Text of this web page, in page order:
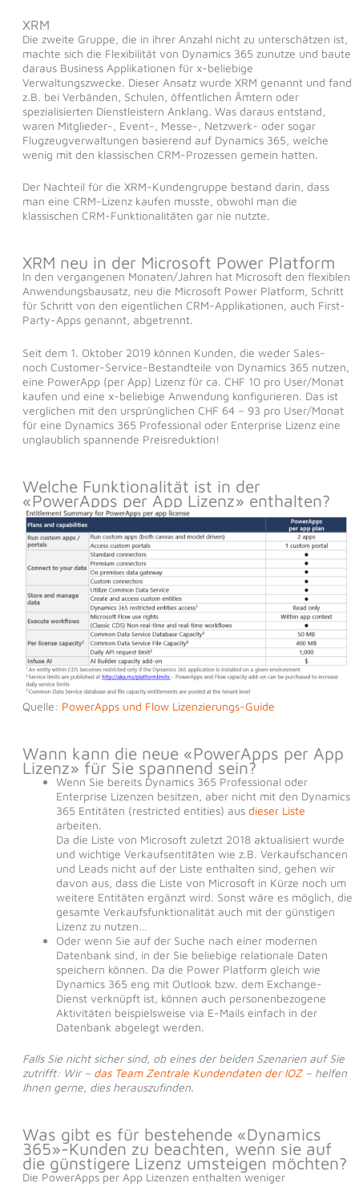
XRM
Die zweite Gruppe, die in ihrer Anzahl nicht zu unterschätzen ist,
machte sich die Flexibilität von Dynamics 365 zunutze und baute
daraus Business Applikationen für x-beliebige
Verwaltungszwecke. Dieser Ansatz wurde XRM genannt und fand
z.B. bei Verbänden, Schulen, öffentlichen Ämtern oder
spezialisierten Dienstleistern Anklang. Was daraus entstand,
waren Mitglieder-, Event-, Messe-, Netzwerk- oder sogar
Flugzeugverwaltungen basierend auf Dynamics 365, welche
wenig mit den klassischen CRM-Prozessen gemein hatten.
Der Nachteil für die XRM-Kundengruppe bestand darin, dass
man eine CRM-Lizenz kaufen musste, obwohl man die
klassischen CRM-Funktionalitäten gar nie nutzte.
XRM neu in der Microsoft Power Platform
In den vergangenen Monaten/Jahren hat Microsoft den flexiblen
Anwendungsbausatz, neu die Microsoft Power Platform, Schritt
für Schritt von den eigentlichen CRM-Applikationen, auch First-
Party-Apps genannt, abgetrennt.
Seit dem 1. Oktober 2019 können Kunden, die weder Sales-
noch Customer-Service-Bestandteile von Dynamics 365 nutzen,
eine PowerApp (per App) Lizenz für ca. CHF 10 pro User/Monat
kaufen und eine x-beliebige Anwendung konfigurieren. Das ist
verglichen mit den ursprünglichen CHF 64 – 93 pro User/Monat
für eine Dynamics 365 Professional oder Enterprise Lizenz eine
unglaublich spannende Preisreduktion!
Welche Funktionalität ist in der
«PowerApps per App Lizenz» enthalten?
Quelle: PowerApps und Flow Lizenzierungs-Guide
Wann kann die neue «PowerApps per App
Lizenz» für Sie spannend sein?
Wenn Sie bereits Dynamics 365 Professional oder
Enterprise Lizenzen besitzen, aber nicht mit den Dynamics
365 Entitäten (restricted entities) aus dieser Liste
arbeiten.
Da die Liste von Microsoft zuletzt 2018 aktualisiert wurde
und wichtige Verkaufsentitäten wie z.B. Verkaufschancen
und Leads nicht auf der Liste enthalten sind, gehen wir
davon aus, dass die Liste von Microsoft in Kürze noch um
weitere Entitäten ergänzt wird. Sonst wäre es möglich, die
gesamte Verkaufsfunktionalität auch mit der günstigen
Lizenz zu nutzen…
Oder wenn Sie auf der Suche nach einer modernen
Datenbank sind, in der Sie beliebige relationale Daten
speichern können. Da die Power Platform gleich wie
Dynamics 365 eng mit Outlook bzw. dem Exchange-
Dienst verknüpft ist, können auch personenbezogene
Aktivitäten beispielsweise via E-Mails einfach in der
Datenbank abgelegt werden.
Falls Sie nicht sicher sind, ob eines der beiden Szenarien auf Sie
zutrifft: Wir – das Team Zentrale Kundendaten der IOZ– helfen
Ihnen gerne, dies herauszufinden.
Was gibt es für bestehende «Dynamics
365»-Kunden zu beachten, wenn sie auf
die günstigere Lizenz umsteigen möchten?
Die PowerApps per App Lizenzen enthalten weniger